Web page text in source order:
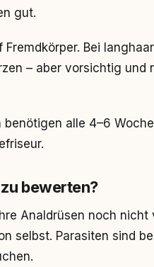
gut.
Bei
– aber vorsichtig und
alle 4–6
bewerten?
Analdrüsen noch nicht
selbst. Parasiten sind